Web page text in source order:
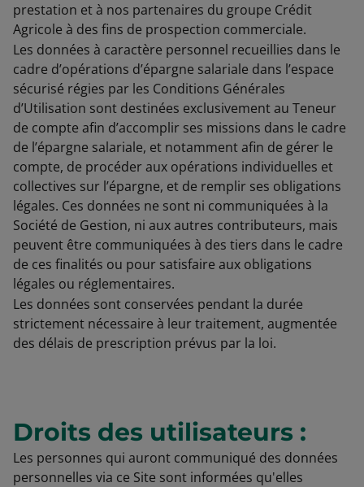
prestation et à nos partenaires du groupe Crédit
Agricole à des fins de prospection commerciale.
Les données à caractère personnel recueillies dans le
cadre d’opérations d’épargne salariale dans l’espace
sécurisé régies par les Conditions Générales
d’Utilisation sont destinées exclusivement au Teneur
de compte afin d’accomplir ses missions dans le cadre
de l’épargne salariale, et notamment afin de gérer le
compte, de procéder aux opérations individuelles et
collectives sur l’épargne, et de remplir ses obligations
légales. Ces données ne sont ni communiquées à la
Société de Gestion, ni aux autres contributeurs, mais
peuvent être communiquées à des tiers dans le cadre
de ces finalités ou pour satisfaire aux obligations
légales ou réglementaires.
Les données sont conservées pendant la durée
strictement nécessaire à leur traitement, augmentée
des délais de prescription prévus par la loi.
Droits des utilisateurs :
Les personnes qui auront communiqué des données
personnelles via ce Site sont informées qu'elles